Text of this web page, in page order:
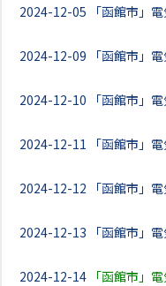
2024-12-05 「函館市」
2024-12-09 「函館市」
2024-12-10 「函館市」
2024-12-11 「函館市」
2024-12-12 「函館市」
2024-12-13 「函館市」
2024-12-14 「函館市」